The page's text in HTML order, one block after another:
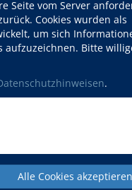
Seite vom Server
Cookies wurden als
um sich
Bitte
.
Alle Cookies akzeptieren
155,40 EUR
VHS,
Raum 2.50
Kursdetails drucken